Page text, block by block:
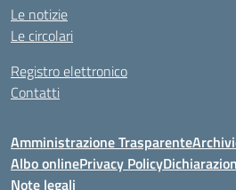
Le notizie
Le circolari
Registro elettronico
Contatti
Amministrazione Trasparente
Albo onlinePrivacy Policy
Note legali